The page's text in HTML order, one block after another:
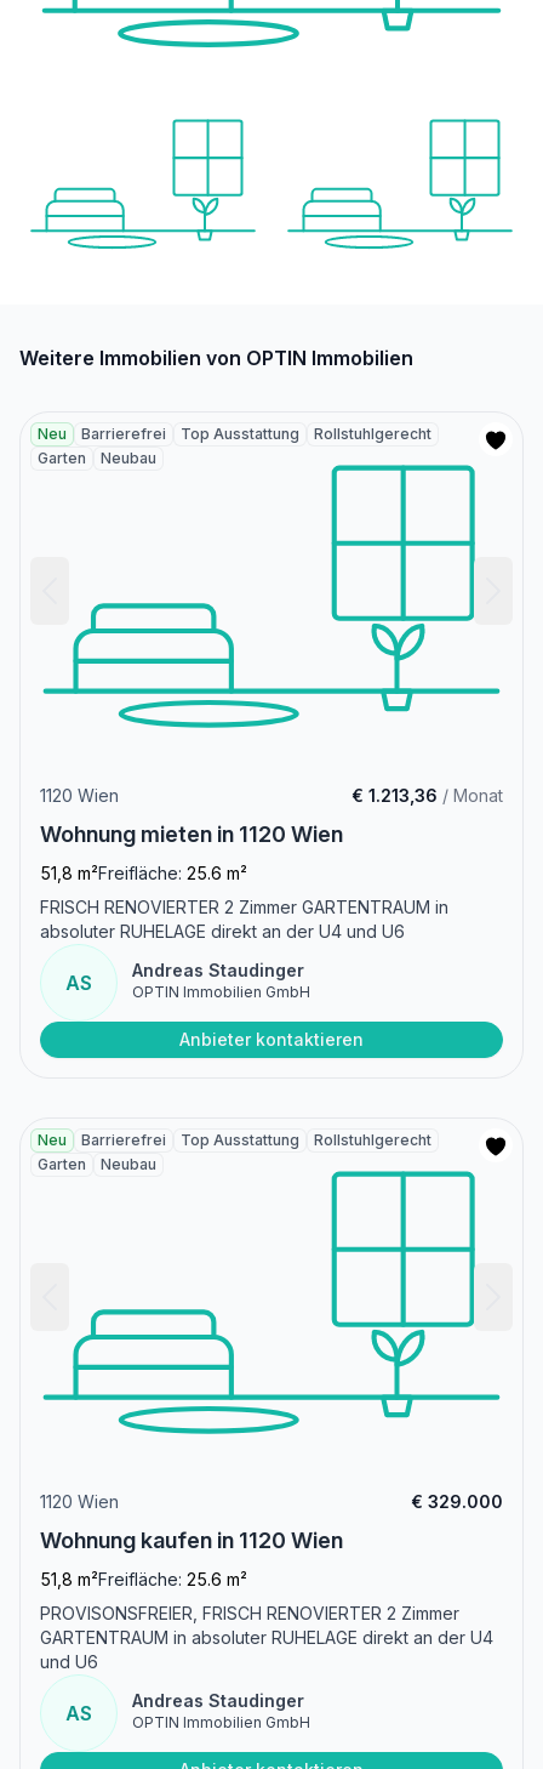
Weitere Immobilien von OPTIN Immobilien
Neu Barrierefrei Top Ausstattung
Rollstuhlgerecht
Garten
Neubau
1120 Wien € 1.213,36 / Monat
Wohnung mieten in 1120 Wien
51,8 m²Freifläche: 25.6 m²
FRISCH RENOVIERTER 2 Zimmer GARTENTRAUM in
absoluter RUHELAGE direkt an der U4 und U6
AS
Andreas Staudinger
OPTIN Immobilien GmbH
Anbieter kontaktieren
Neu Barrierefrei Top Ausstattung
Rollstuhlgerecht
Garten
Neubau
1120 Wien € 329.000
Wohnung kaufen in 1120 Wien
51,8 m²Freifläche: 25.6 m²
PROVISONSFREIER, FRISCH RENOVIERTER 2 Zimmer
GARTENTRAUM in absoluter RUHELAGE direkt an der U4
und U6
AS
Andreas Staudinger
OPTIN Immobilien GmbH